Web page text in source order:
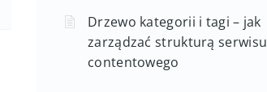
Drzewo kategorii i tagi – jak
zarządzać strukturą serwisu
contentowego